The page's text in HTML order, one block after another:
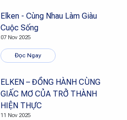
Elken - Cùng Nhau Làm Giàu
Cuộc Sống
07 Nov 2025
Đọc Ngay
ELKEN – ĐỒNG HÀNH CÙNG
GIẤC MƠ CỦA TRỞ THÀNH
HIỆN THỰC
11 Nov 2025